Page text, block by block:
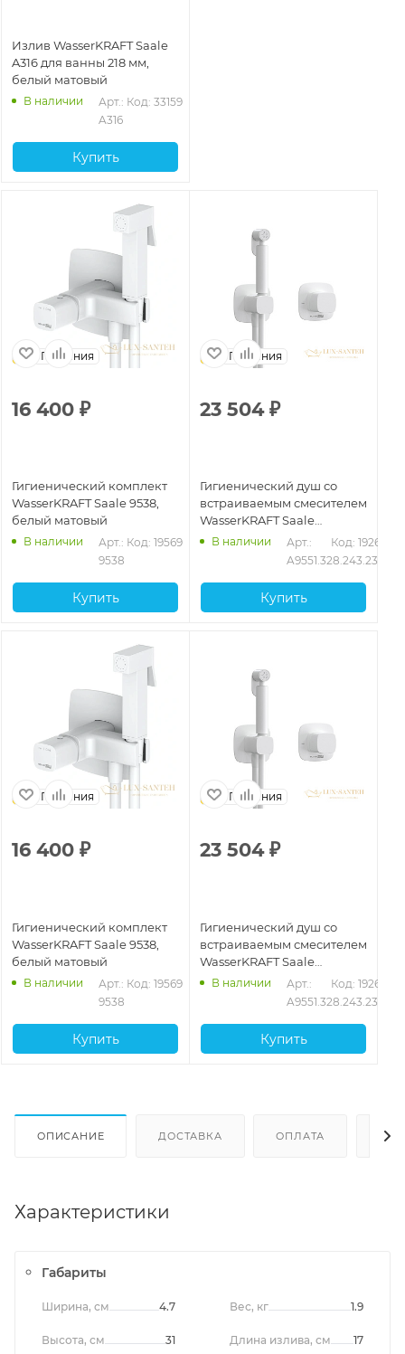
Излив WasserKRAFT Saale
A316 для ванны 218 мм,
белый матовый
В наличии
Арт.:
A316
Код: 33159
Купить
Германия
16 400 ₽
Гигиенический комплект
WasserKRAFT Saale 9538,
белый матовый
В наличии
Арт.:
9538
Код: 19569
Купить
Германия
23 504₽
Гигиенический душ со
встраиваемым смесителем
WasserKRAFT Saale
A9551.328.243.232, белый
В наличии
Арт.:
A9551.328.243.232
Код: 19267
Купить
Германия
16 400 ₽
Гигиенический комплект
WasserKRAFT Saale 9538,
белый матовый
В наличии
Арт.:
9538
Код: 19569
Купить
Германия
23 504₽
Гигиенический душ со
встраиваемым смесителем
WasserKRAFT Saale
A9551.328.243.232, белый
В наличии
Арт.:
A9551.328.243.232
Код: 19267
Купить
ОПИСАНИЕ ДОСТАВКА ОПЛАТА
Характеристики
Габариты
Ширина, см 4.7
Высота, см 31
Вес, кг 1.9
Длина излива, см 17